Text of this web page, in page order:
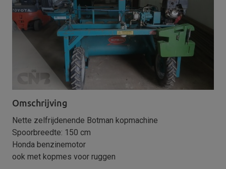
Omschrijving
Nette zelfrijdenende Botman kopmachine
Spoorbreedte: 150 cm
Honda benzinemotor
ook met kopmes voor ruggen